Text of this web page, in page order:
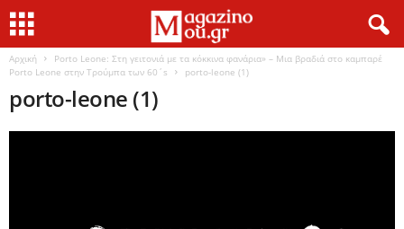
Αρχική
Porto Leone: Στη γειτονιά με τα κόκκινα φανάρια» – Μια βραδιά στο καμπαρέ
Porto Leone στην Τρούμπα των 60΄s
porto-leone (1)
porto-leone (1)